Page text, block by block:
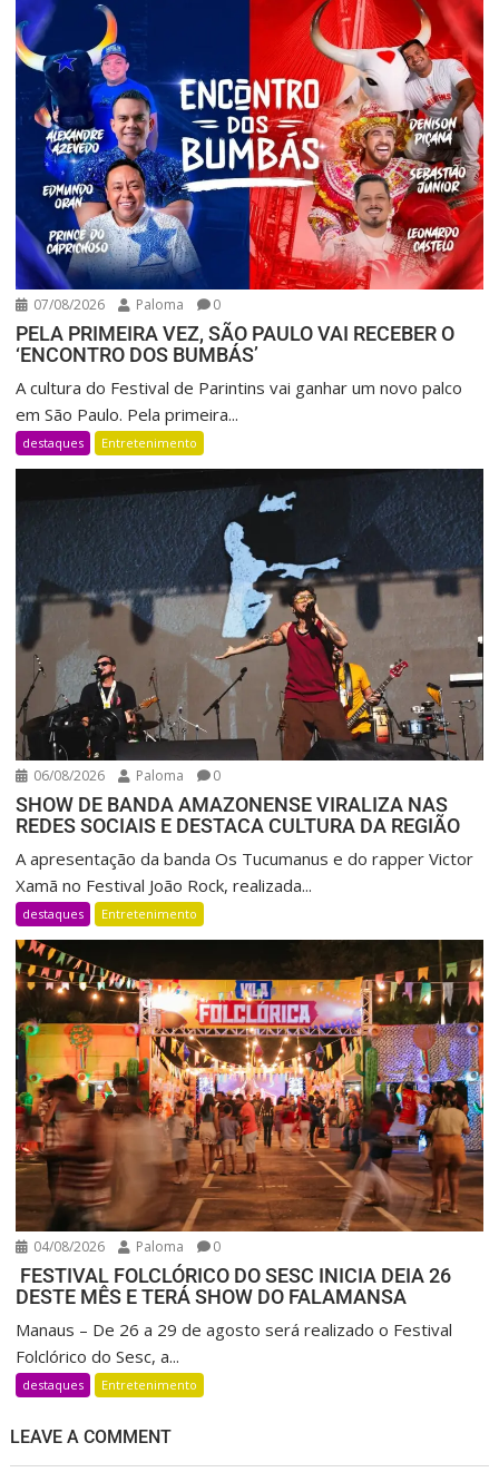
07/08/2026 Paloma 0
PELA PRIMEIRA VEZ, SÃO PAULO VAI RECEBER O
‘ENCONTRO DOS BUMBÁS’
A cultura do Festival de Parintins vai ganhar um novo palco
em São Paulo. Pela primeira...
destaques Entretenimento
06/08/2026 Paloma 0
SHOW DE BANDA AMAZONENSE VIRALIZA NAS
REDES SOCIAIS E DESTACA CULTURA DA REGIÃO
A apresentação da banda Os Tucumanus e do rapper Victor
Xamã no Festival João Rock, realizada...
destaques Entretenimento
04/08/2026 Paloma 0
FESTIVAL FOLCLÓRICO DO SESC INICIA DEIA 26
DESTE MÊS E TERÁ SHOW DO FALAMANSA
Manaus – De 26 a 29 de agosto será realizado o Festival
Folclórico do Sesc, a...
destaques Entretenimento
LEAVE A COMMENT